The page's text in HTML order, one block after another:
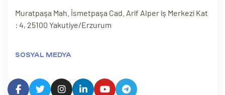
Muratpaşa Mah. İsmetpaşa Cad. Arif Alper iş Merkezi Kat
: 4, 25100 Yakutiye/Erzurum
SOSYAL MEDYA